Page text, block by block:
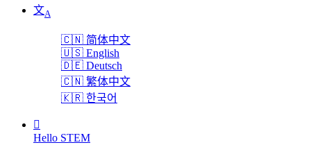
文A
🇨🇳 简体中文
🇺🇸 English
🇩🇪 Deutsch
🇨🇳 繁体中文
🇰🇷 한국어

Hello STEM